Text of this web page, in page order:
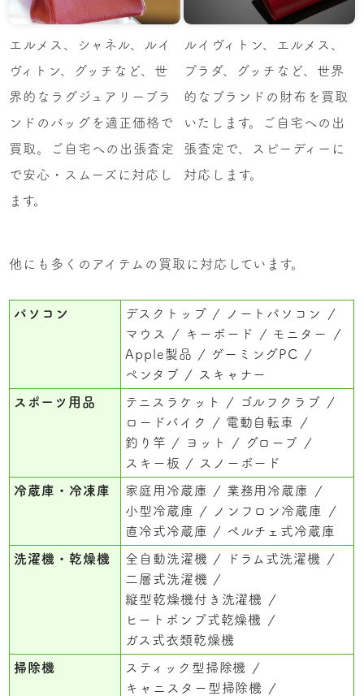
エルメス、シャネル、ルイ
ヴィトン、グッチなど、世
界的なラグジュアリーブラ
ンドのバッグを適正価格で
買取。ご自宅への出張査定
で安心・スムーズに対応し
ます。
ルイヴィトン、エルメス、
プラダ、グッチなど、世界
的なブランドの財布を買取
いたします。ご自宅への出
張査定で、スピーディーに
対応します。
他にも多くのアイテムの買取に対応しています。
パソコン デスクトップ
ノートパソコン
マウス
キーボード
モニター
Apple製品
ゲーミングPC
ペンタブ
スキャナー
スポーツ用品 テニスラケット
ゴルフクラブ
ロードバイク
電動自転車
釣り竿
ヨット
グローブ
スキー板
スノーボード
冷蔵庫・冷凍庫 家庭用冷蔵庫
業務用冷蔵庫
小型冷蔵庫
ノンフロン冷蔵庫
直冷式冷蔵庫
ペルチェ式冷蔵庫
洗濯機・乾燥機 全自動洗濯機
ドラム式洗濯機
二層式洗濯機
縦型乾燥機付き洗濯機
ヒートポンプ式乾燥機
ガス式衣類乾燥機
掃除機
スティック型掃除機
キャニスター型掃除機